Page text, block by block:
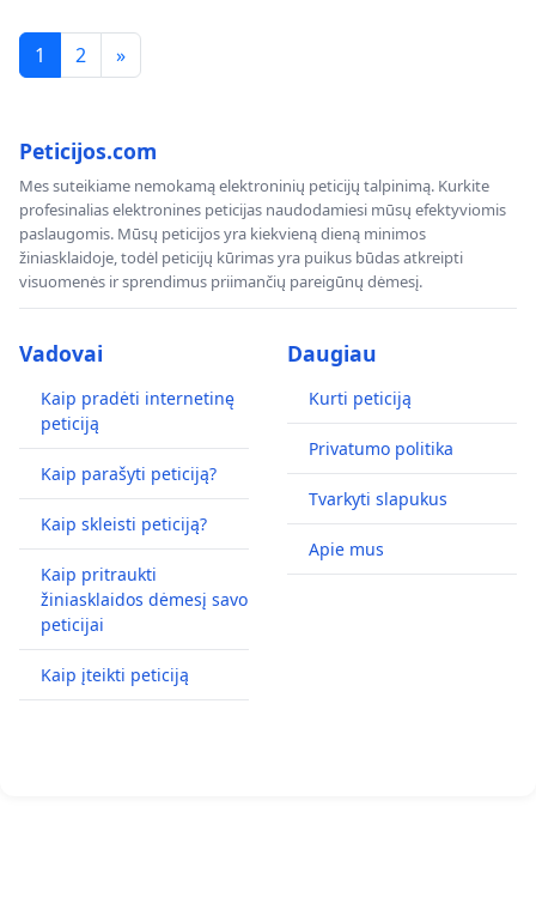
1 2 »
Peticijos.com
Mes suteikiame nemokamą elektroninių peticijų talpinimą. Kurkite
profesinalias elektronines peticijas naudodamiesi mūsų efektyviomis
paslaugomis. Mūsų peticijos yra kiekvieną dieną minimos
žiniasklaidoje, todėl peticijų kūrimas yra puikus būdas atkreipti
visuomenės ir sprendimus priimančių pareigūnų dėmesį.
Vadovai
Kaip pradėti internetinę
peticiją
Kaip parašyti peticiją?
Kaip skleisti peticiją?
Kaip pritraukti
žiniasklaidos dėmesį savo
peticijai
Kaip įteikti peticiją
Daugiau
Kurti peticiją
Privatumo politika
Tvarkyti slapukus
Apie mus